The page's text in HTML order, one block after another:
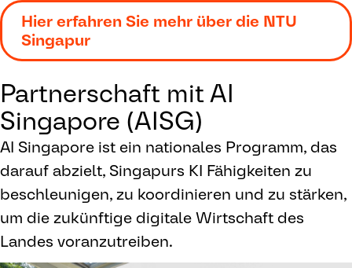
Hier erfahren Sie mehr über die NTU
Singapur
Partnerschaft mit AI
Singapore (AISG)
AI Singapore ist ein nationales Programm, das
darauf abzielt, Singapurs KI Fähigkeiten zu
beschleunigen, zu koordinieren und zu stärken,
um die zukünftige digitale Wirtschaft des
Landes voranzutreiben.